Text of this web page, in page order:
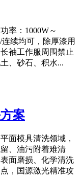
率：1000W～
续均可，除厚漆用
袖工作服周围禁止
、砂石、积水...
案
面模具清洗领域，
、油污附着难清
面磨损、化学清洗
，国源激光精准攻